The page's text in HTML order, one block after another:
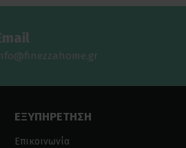
ΕΞΥΠΗΡΕΤΗΣΗ
Επικοινωνία